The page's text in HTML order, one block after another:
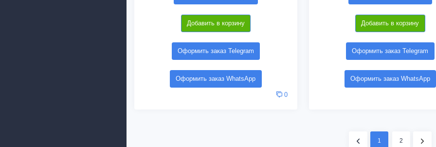
Добавить в корзину
Оформить заказ Telegram
Оформить заказ WhatsApp
0
Добавить в корзину
Оформить заказ Telegram
Оформить заказ WhatsApp
1 2